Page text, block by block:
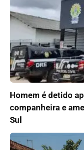
Homem é detido
companheira e
Sul